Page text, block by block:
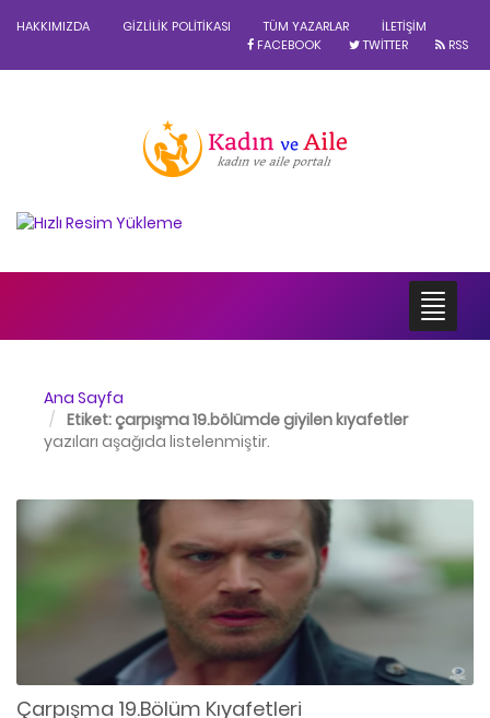
HAKKIMIZDA GIZLILIK POLITIKASI TÜM YAZARLAR
İLETIŞIM
FACEBOOK
TWITTER RSS
Ana Sayfa
Etiket:çarpışma 19.bölümde giyilen kıyafetler
yazıları aşağıda listelenmiştir.
Çarpışma 19.Bölüm Kıyafetleri